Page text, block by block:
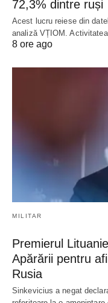
72,3% dintre ruși
Acest lucru reiese din
analiză VȚIOM.
8 ore ago
MILITAR
Premierul
Apărării pentru
Rusia
Sinkevicius a negat